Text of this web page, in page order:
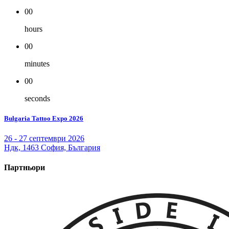
00
hours
00
minutes
00
seconds
Bulgaria Tattoo Expo 2026
26 - 27 септември 2026
Ндк, 1463 София, България
Партньори